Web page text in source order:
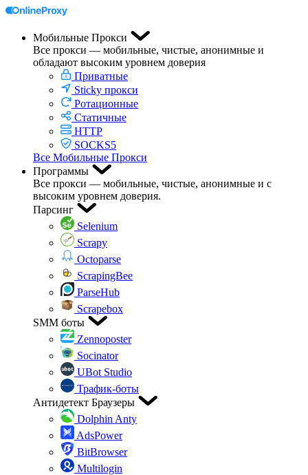
Мобильные Прокси
Все прокси — мобильные, чистые, анонимные и
обладают высоким уровнем доверия
Приватные
Sticky прокси
Ротационные
Статичные
HTTP
SOCKS5
Все Мобильные Прокси
Программы
Все прокси — мобильные, чистые, анонимные и с
высоким уровнем доверия.
Парсинг
Selenium
Scrapy
Octoparse
ScrapingBee
ParseHub
Scrapebox
SMM боты
Zennoposter
Socinator
UBot Studio
Трафик-боты
Антидетект Браузеры
Dolphin Anty
AdsPower
BitBrowser
Multilogin